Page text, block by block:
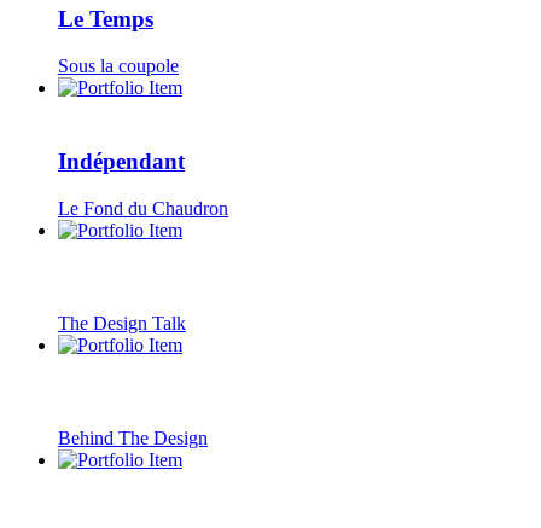
Le Temps
Sous la coupole
Indépendant
Le Fond du Chaudron
The Design Talk
Behind The Design